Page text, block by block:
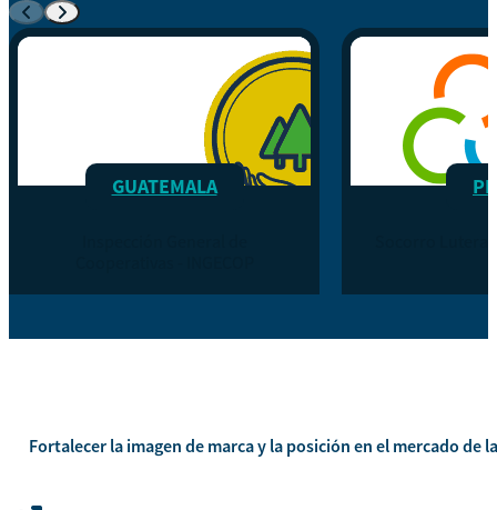
GUATEMALA
Fortalecer la imagen de marca y la posición en el mercado de